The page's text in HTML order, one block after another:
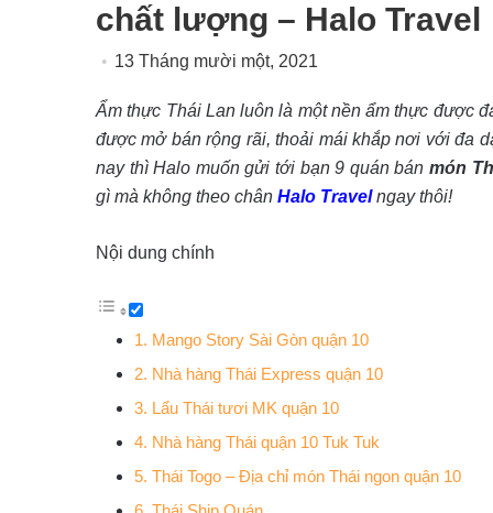
chất lượng – Halo Travel
13 Tháng mười một, 2021
Ẩm thực Thái Lan luôn là một nền ẩm thực được
được mở bán rộng rãi, thoải mái khắp nơi với đa
nay thì Halo muốn gửi tới bạn 9 quán bán món
gì mà không theo chân Halo Travelngay thôi!
Nội dung chính
1. Mango Story Sài Gòn quận 10
2. Nhà hàng Thái Express quận 10
3. Lẩu Thái tươi MK quận 10
4. Nhà hàng Thái quận 10 Tuk Tuk
5. Thái Togo – Địa chỉ món Thái ngon quận 10